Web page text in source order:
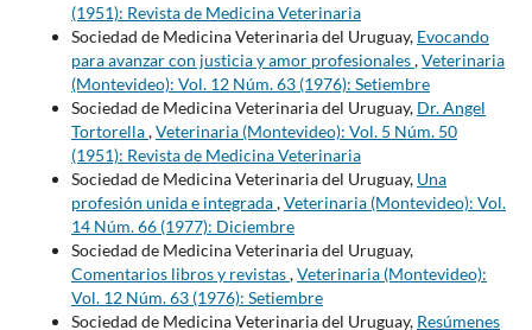
(1951): Revista de Medicina Veterinaria
Sociedad de Medicina Veterinaria del Uruguay, Evocando
para avanzar con justicia y amor profesionales,Veterinaria
(Montevideo): Vol. 12 Núm. 63 (1976): Setiembre
Sociedad de Medicina Veterinaria del Uruguay, Dr. Angel
Tortorella,Veterinaria (Montevideo): Vol. 5 Núm. 50
(1951): Revista de Medicina Veterinaria
Sociedad de Medicina Veterinaria del Uruguay, Una
profesión unida e integrada,Veterinaria (Montevideo): Vol.
14 Núm. 66 (1977): Diciembre
Sociedad de Medicina Veterinaria del Uruguay,
Comentarios libros y revistas,Veterinaria (Montevideo):
Vol. 12 Núm. 63 (1976): Setiembre
Sociedad de Medicina Veterinaria del Uruguay, Resúmenes